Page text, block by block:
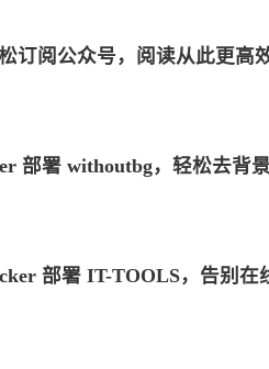
订阅公众号，阅读从此更高效
部署 withoutbg，轻松去背
部署 IT-TOOLS，告别在